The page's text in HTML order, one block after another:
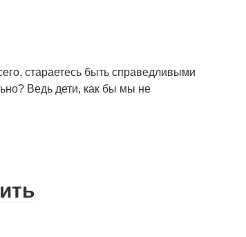
стараетесь быть справедливыми
Ведь дети, как бы мы не